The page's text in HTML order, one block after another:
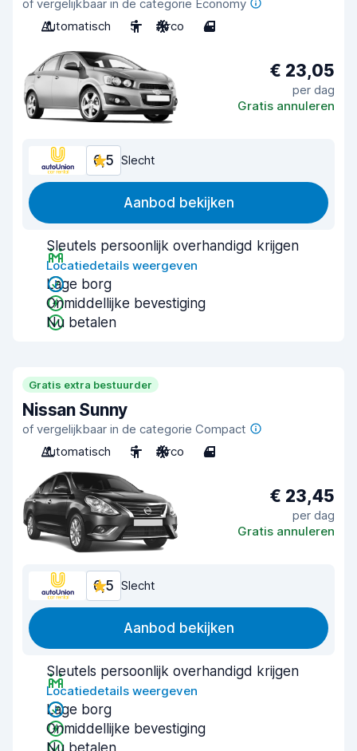
of vergelijkbaar in de categorie Economy
Automatisch
5 Airco 4
€ 23,05
per dag
Gratis annuleren
6,5 Slecht
Aanbod bekijken
Sleutels persoonlijk overhandigd krijgen
Locatiedetails weergeven
Lage borg
Onmiddellijke bevestiging
Nu betalen
Gratis extra bestuurder
Nissan Sunny
of vergelijkbaar in de categorie Compact
Automatisch
5 Airco 4
€ 23,45
per dag
Gratis annuleren
6,5 Slecht
Aanbod bekijken
Sleutels persoonlijk overhandigd krijgen
Locatiedetails weergeven
Lage borg
Onmiddellijke bevestiging
Nu betalen